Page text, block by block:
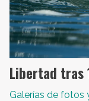
Libertad tras
Galerías de fotos